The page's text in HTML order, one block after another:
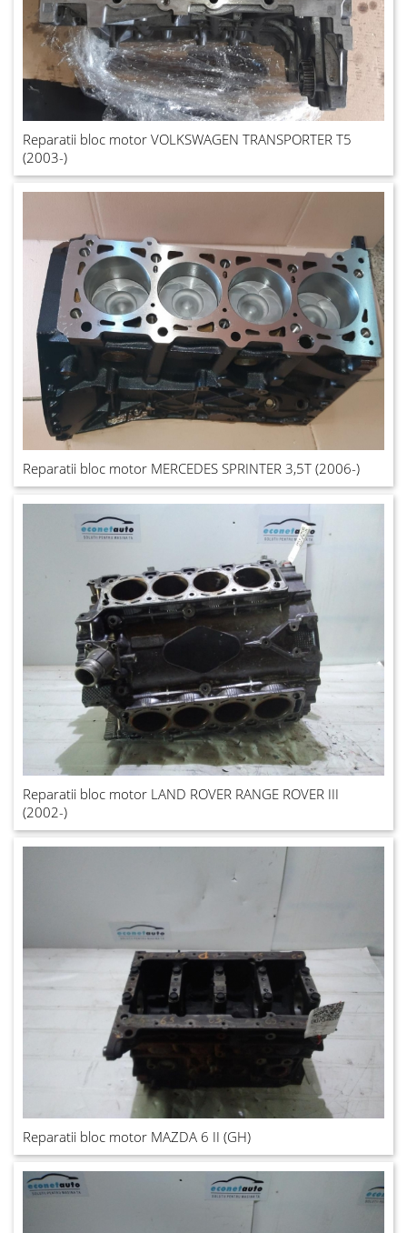
Reparatii bloc motor VOLKSWAGEN TRANSPORTER T5
(2003-)
Reparatii bloc motor MERCEDES SPRINTER 3,5T (2006-)
Reparatii bloc motor LAND ROVER RANGE ROVER III
(2002-)
Reparatii bloc motor MAZDA 6 II (GH)